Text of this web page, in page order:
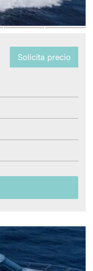
Solicita precio